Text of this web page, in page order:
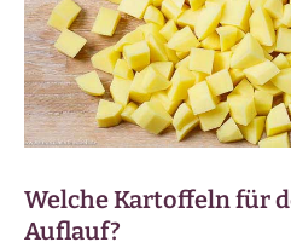
Welche Kartoffeln für
Auflauf?